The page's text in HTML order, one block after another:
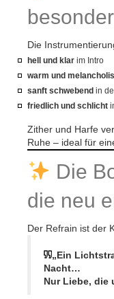
Die
hell und klar im Intro
warm und
sanft schwebend in
friedlich und schlicht
Zither und Harfe
Ruhe – ideal für
Die
die neu
Der Refrain ist der
„Ein
Nacht…
Nur Liebe, die